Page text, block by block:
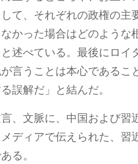
て、それぞれの政権の主
かった場合はどのような
述べている。最後にロイ
言うことは本心であるこ
誤解だ」と結んだ。
、文脈に、中国および習
ディアで伝えられた、習
る。